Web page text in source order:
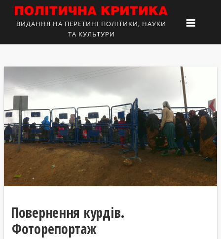
ВИДАННЯ НА ПЕРЕТИНІ ПОЛІТИКИ, НАУКИ
ТА КУЛЬТУРИ
Повернення курдів.
Фоторепортаж